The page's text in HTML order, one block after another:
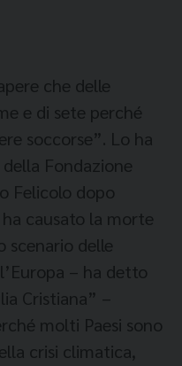
che delle
e di sete perché
soccorse”. Lo ha
Fondazione
Felicolo dopo
causato la morte
scenario delle
– ha detto
Cristiana” –
molti Paesi sono
crisi climatica,